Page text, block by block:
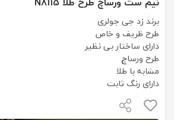
برند زد جی جولری
طرح ظریف و خاص
دارای ساختار بی نظیر
طرح ورساچ
مشابه با طلا
دارای رنگ ثابت